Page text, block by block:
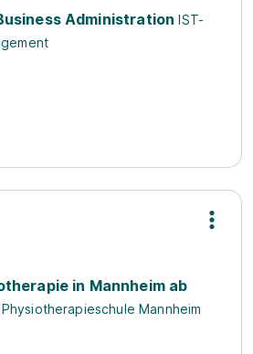
Administration IST-
in Mannheim ab
Physiotherapieschule Mannheim